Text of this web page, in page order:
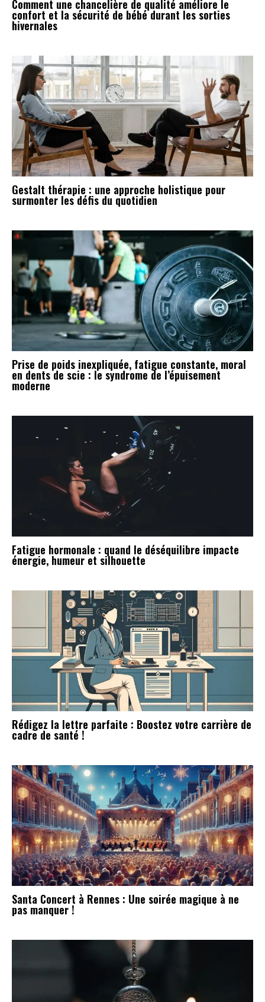
Comment une chancelière de qualité améliore le
confort et la sécurité de bébé durant les sorties
hivernales
Gestalt thérapie : une approche holistique pour
surmonter les défis du quotidien
Prise de poids inexpliquée, fatigue constante, moral
en dents de scie : le syndrome de l’épuisement
moderne
Fatigue hormonale : quand le déséquilibre impacte
énergie, humeur et silhouette
Rédigez la lettre parfaite : Boostez votre carrière de
cadre de santé !
Santa Concert à Rennes : Une soirée magique à ne
pas manquer !